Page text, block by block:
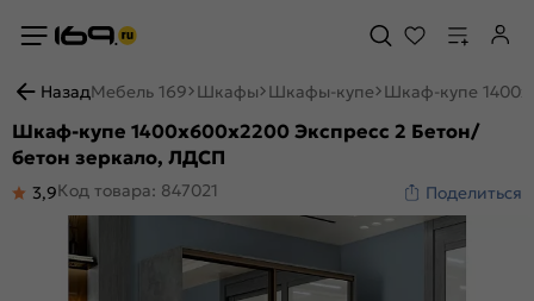
НазадМебель 169 Шкафы Шкафы-купе Шкаф-купе
Шкаф-купе 1400x600x2200 Экспресс 2 Бетон/
бетон зеркало, ЛДСП
3,9Код товара: 847021 Поделиться